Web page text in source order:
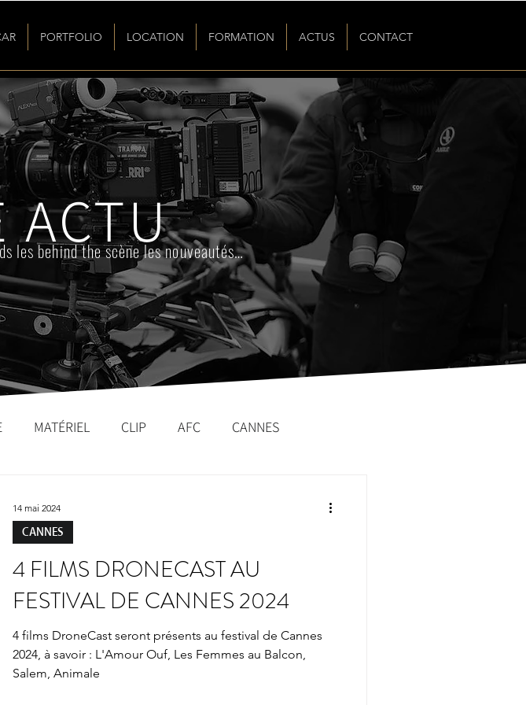
PORTFOLIO LOCATION FORMATION ACTUS CONTACT
ACTU
les behind the scène les nouveautés…
MATÉRIEL CLIP AFC CANNES
4 FILMS DRONECAST AU
FESTIVAL DE CANNES 2024
4 films DroneCast seront présents au festival de Cannes
2024, à savoir : L'Amour Ouf, Les Femmes au Balcon,
Salem, Animale
CANNES
14 mai 2024